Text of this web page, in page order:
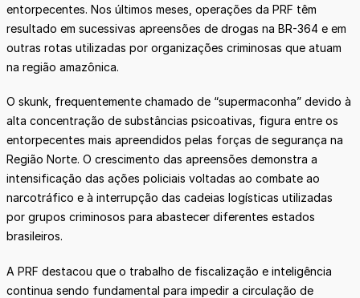
entorpecentes. Nos últimos meses, operações da PRF têm
resultado em sucessivas apreensões de drogas na BR-364 e em
outras rotas utilizadas por organizações criminosas que atuam
na região amazônica.
O skunk, frequentemente chamado de “supermaconha” devido à
alta concentração de substâncias psicoativas, figura entre os
entorpecentes mais apreendidos pelas forças de segurança na
Região Norte. O crescimento das apreensões demonstra a
intensificação das ações policiais voltadas ao combate ao
narcotráfico e à interrupção das cadeias logísticas utilizadas
por grupos criminosos para abastecer diferentes estados
brasileiros.
A PRF destacou que o trabalho de fiscalização e inteligência
continua sendo fundamental para impedir a circulação de